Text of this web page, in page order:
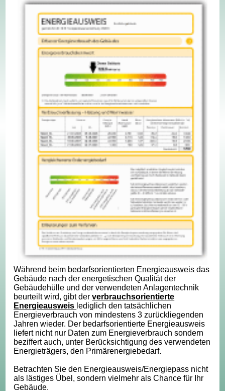
Während beim bedarfsorientierten Energieausweisdas
Gebäude nach der energetischen Qualität der
Gebäudehülle und der verwendeten Anlagentechnik
beurteilt wird, gibt derverbrauchsorientierte
Energieausweis lediglich den tatsächlichen
Energieverbrauch von mindestens 3 zurückliegenden
Jahren wieder. Der bedarfsorientierte Energieausweis
liefert nicht nur Daten zum Energieverbrauch sondern
beziffert auch, unter Berücksichtigung des verwendeten
Energieträgers, den Primärenergiebedarf.
Betrachten Sie den Energieausweis/Energiepass nicht
als lästiges Übel, sondern vielmehr als Chance für Ihr
Gebäude.